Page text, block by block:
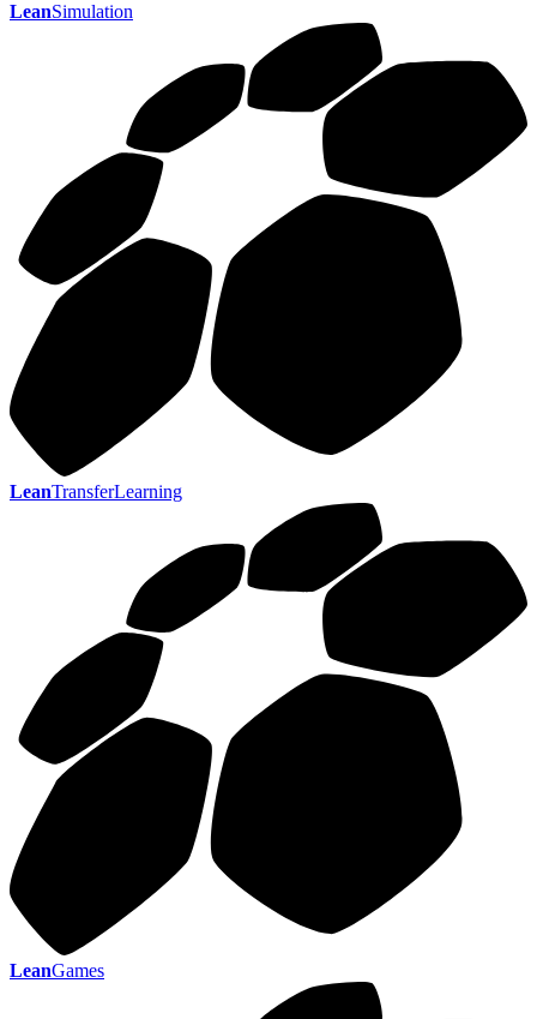
LeanSimulation
LeanTransferLearning
LeanGames